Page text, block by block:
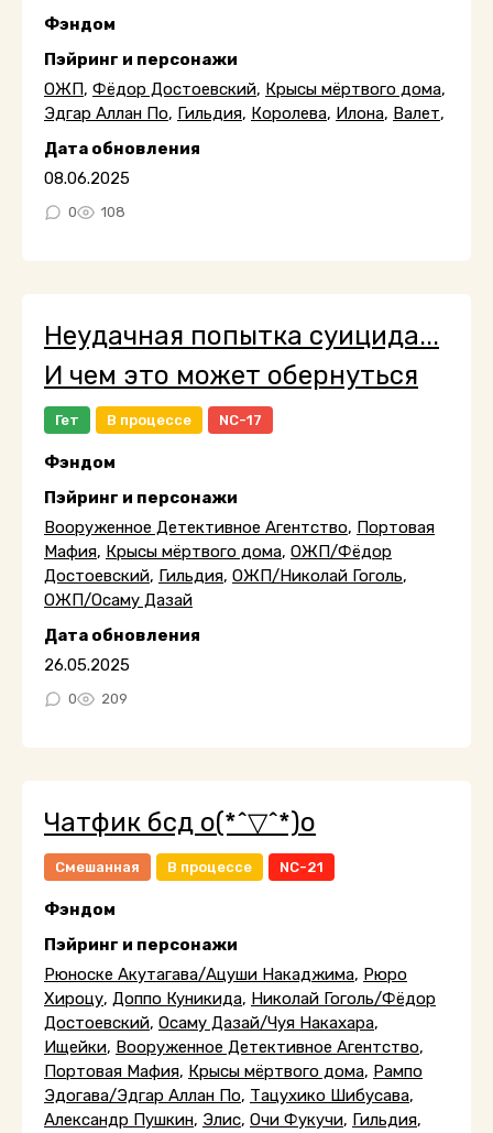
Фэндом
Пэйринг и персонажи
ОЖП, Фёдор Достоевский, Крысы мёртвого дома,
Эдгар Аллан По, Гильдия, Королева, Илона, Валет,
Дата обновления
08.06.2025
0 108
Неудачная попытка суицида...
И чем это может обернуться
Гет В процессе NC-17
Фэндом
Пэйринг и персонажи
Вооруженное Детективное Агентство, Портовая
Мафия, Крысы мёртвого дома, ОЖП/Фёдор
Достоевский, Гильдия, ОЖП/Николай Гоголь,
ОЖП/Осаму Дазай
Дата обновления
26.05.2025
0 209
Чатфик бсд o(*^▽^*)o
Смешанная В процессе NC-21
Фэндом
Пэйринг и персонажи
Рюноске Акутагава/Ацуши Накаджима, Рюро
Хироцу, Доппо Куникида, Николай Гоголь/Фёдор
Достоевский, Осаму Дазай/Чуя Накахара,
Ищейки, Вооруженное Детективное Агентство,
Портовая Мафия, Крысы мёртвого дома, Рампо
Эдогава/Эдгар Аллан По, Тацухико Шибусава,
Александр Пушкин, Элис, Очи Фукучи, Гильдия,